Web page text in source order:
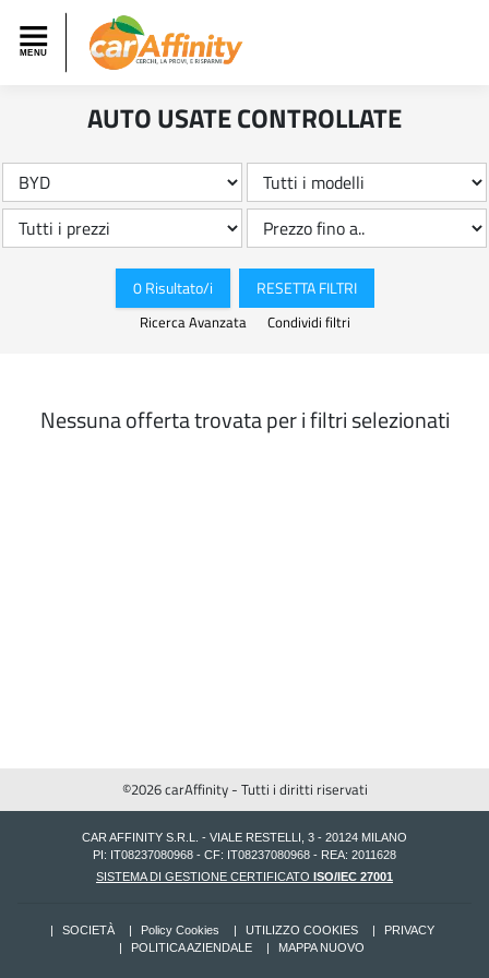
AUTO USATE CONTROLLATE
0 Risultato/i RESETTA FILTRI
Ricerca Avanzata Condividi filtri
Nessuna offerta trovata per i filtri selezionati
©2026 carAffinity - Tutti i diritti riservati
CAR AFFINITY S.R.L. - VIALE RESTELLI, 3 - 20124 MILANO
PI: IT08237080968 - CF: IT08237080968 - REA: 2011628
SISTEMA DI GESTIONE CERTIFICATO ISO/IEC 27001
SOCIETÀ Policy Cookies UTILIZZO COOKIES
PRIVACY
POLITICA AZIENDALE
MAPPA NUOVO